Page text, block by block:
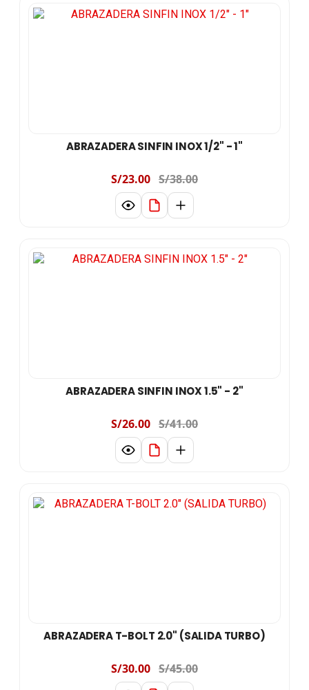
ABRAZADERA SINFIN INOX 1/2" - 1"
S/23.00 S/38.00
ABRAZADERA SINFIN INOX 1.5" - 2"
S/26.00 S/41.00
ABRAZADERA T-BOLT 2.0" (SALIDA TURBO)
S/30.00 S/45.00